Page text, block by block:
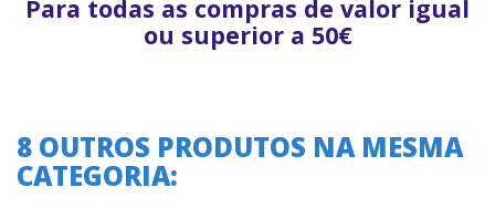
Para todas as compras de valor igual
ou superior a 50€
8 OUTROS PRODUTOS NA MESMA
CATEGORIA: